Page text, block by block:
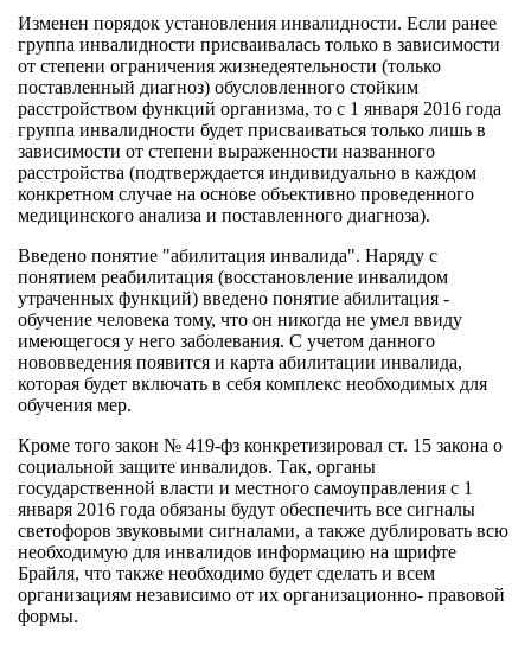
Изменен порядок установления инвалидности. Если ранее
группа инвалидности присваивалась только в зависимости
от степени ограничения жизнедеятельности (только
поставленный диагноз) обусловленного стойким
расстройством функций организма, то с 1 января 2016 года
группа инвалидности будет присваиваться только лишь в
зависимости от степени выраженности названного
расстройства (подтверждается индивидуально в каждом
конкретном случае на основе объективно проведенного
медицинского анализа и поставленного диагноза).
Введено понятие "абилитация инвалида". Наряду с
понятием реабилитация (восстановление инвалидом
утраченных функций) введено понятие абилитация -
обучение человека тому, что он никогда не умел ввиду
имеющегося у него заболевания. С учетом данного
нововведения появится и карта абилитации инвалида,
которая будет включать в себя комплекс необходимых для
обучения мер.
Кроме того закон № 419-фз конкретизировал ст. 15 закона о
социальной защите инвалидов. Так, органы
государственной власти и местного самоуправления с 1
января 2016 года обязаны будут обеспечить все сигналы
светофоров звуковыми сигналами, а также дублировать всю
необходимую для инвалидов информацию на шрифте
Брайля, что также необходимо будет сделать и всем
организациям независимо от их организационно- правовой
формы.